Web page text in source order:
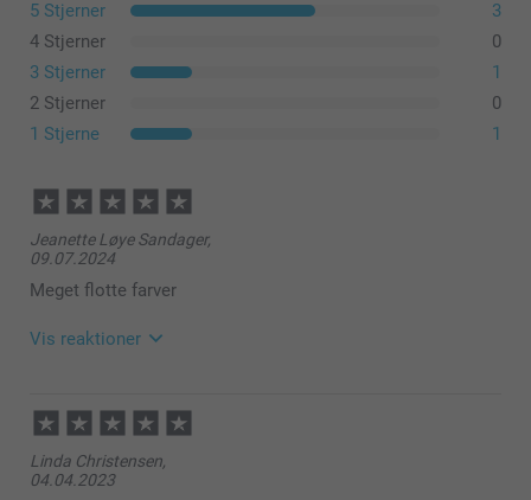
5 Stjerner
3
4 Stjerner
0
3 Stjerner
1
2 Stjerner
0
1 Stjerne
1
Jeanette Løye Sandager,
09.07.2024
Meget flotte farver
Vis reaktioner
08:54
Hej Jeanette
Tusind tak for din dejlige anmeldelse og dine 5
Linda Christensen,
04.04.2023